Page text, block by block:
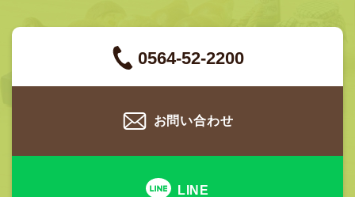
0564-52-2200
お問い合わせ
LINE